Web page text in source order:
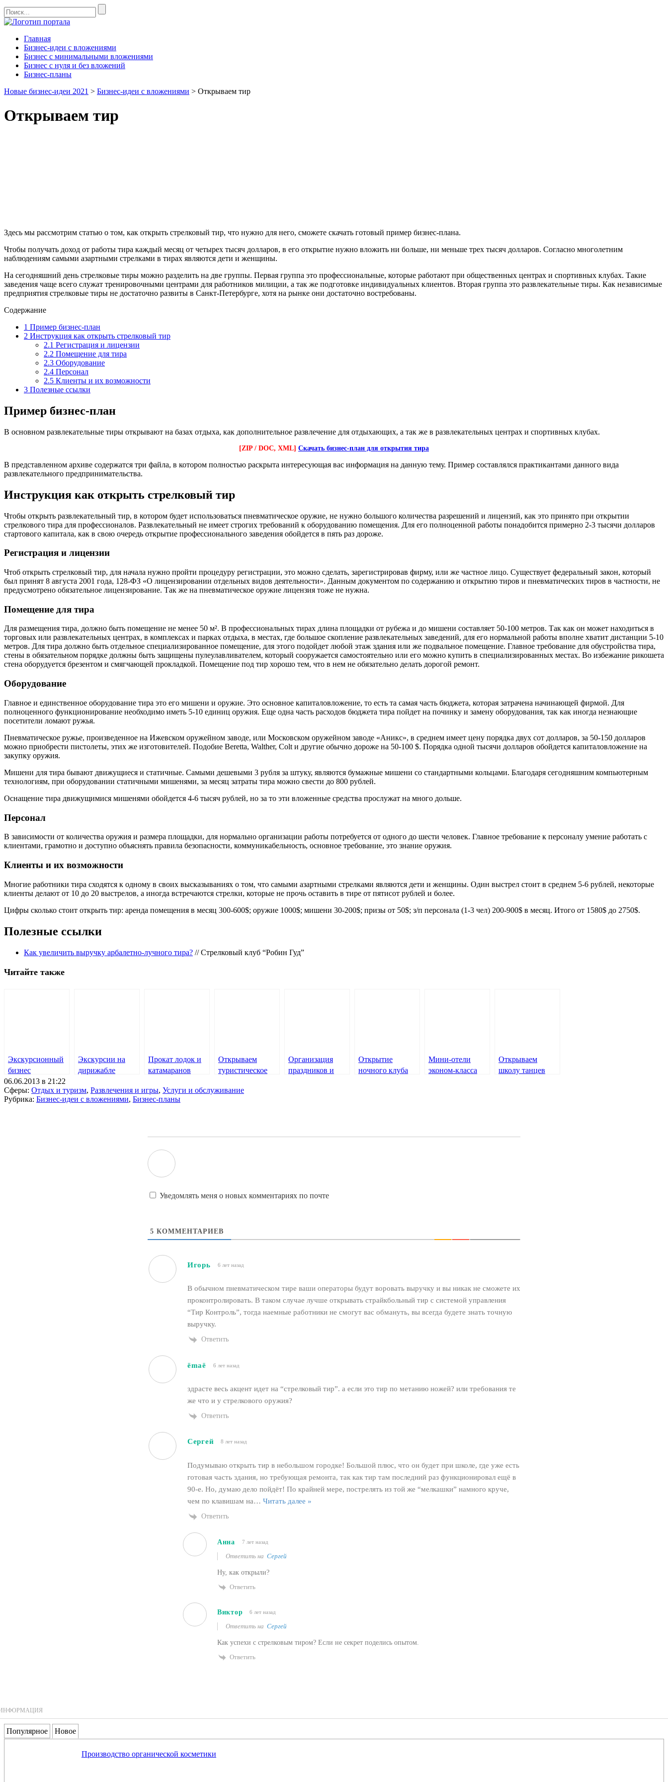
Главная
Бизнес-идеи с вложениями
Бизнес с минимальными вложениями
Бизнес с нуля и без вложений
Бизнес-планы
Новые бизнес-идеи 2021 > Бизнес-идеи с вложениями > Открываем тир
Открываем тир
Здесь мы рассмотрим статью о том, как открыть стрелковый тир, что нужно для него, сможете скачать готовый пример бизнес-плана.
Чтобы получать доход от работы тира каждый месяц от четырех тысяч долларов, в его открытие нужно вложить ни больше, ни меньше трех тысяч долларов. Согласно многолетним
наблюдениям самыми азартными стрелками в тирах являются дети и женщины.
На сегодняшний день стрелковые тиры можно разделить на две группы. Первая группа это профессиональные, которые работают при общественных центрах и спортивных клубах. Такие
заведения чаще всего служат тренировочными центрами для работников милиции, а так же подготовке индивидуальных клиентов. Вторая группа это развлекательные тиры. Как независимые
предприятия стрелковые тиры не достаточно развиты в Санкт-Петербурге, хотя на рынке они достаточно востребованы.
Содержание
1 Пример бизнес-план
2 Инструкция как открыть стрелковый тир
2.1 Регистрация и лицензии
2.2 Помещение для тира
2.3 Оборудование
2.4 Персонал
2.5 Клиенты и их возможности
3 Полезные ссылки
Пример бизнес-план
В основном развлекательные тиры открывают на базах отдыха, как дополнительное развлечение для отдыхающих, а так же в развлекательных центрах и спортивных клубах.
[ZIP / DOC, XML] Скачать бизнес-план для открытия тира
В представленном архиве содержатся три файла, в котором полностью раскрыта интересующая вас информация на данную тему. Пример составлялся практикантами данного вида
развлекательного предпринимательства.
Инструкция как открыть стрелковый тир
Чтобы открыть развлекательный тир, в котором будет использоваться пневматическое оружие, не нужно большого количества разрешений и лицензий, как это принято при открытии
стрелкового тира для профессионалов. Развлекательный не имеет строгих требований к оборудованию помещения. Для его полноценной работы понадобится примерно 2-3 тысячи долларов
стартового капитала, как в свою очередь открытие профессионального заведения обойдется в пять раз дороже.
Регистрация и лицензии
Чтоб открыть стрелковый тир, для начала нужно пройти процедуру регистрации, это можно сделать, зарегистрировав фирму, или же частное лицо. Существует федеральный закон, который
был принят 8 августа 2001 года, 128-ФЗ «О лицензировании отдельных видов деятельности». Данным документом по содержанию и открытию тиров и пневматических тиров в частности, не
предусмотрено обязательное лицензирование. Так же на пневматическое оружие лицензия тоже не нужна.
Помещение для тира
Для размещения тира, должно быть помещение не менее 50 м². В профессиональных тирах длина площадки от рубежа и до мишени составляет 50-100 метров. Так как он может находиться в
торговых или развлекательных центрах, в комплексах и парках отдыха, в местах, где большое скопление развлекательных заведений, для его нормальной работы вполне хватит дистанции 5-10
метров. Для тира должно быть отдельное специализированное помещение, для этого подойдет любой этаж здания или же подвальное помещение. Главное требование для обустройства тира,
стены в обязательном порядке должны быть защищены пулеулавливателем, который сооружается самостоятельно или его можно купить в специализированных местах. Во избежание рикошета
стена оборудуется брезентом и смягчающей прокладкой. Помещение под тир хорошо тем, что в нем не обязательно делать дорогой ремонт.
Оборудование
Главное и единственное оборудование тира это его мишени и оружие. Это основное капиталовложение, то есть та самая часть бюджета, которая затрачена начинающей фирмой. Для
полноценного функционирование необходимо иметь 5-10 единиц оружия. Еще одна часть расходов бюджета тира пойдет на починку и замену оборудования, так как иногда незнающие
посетители ломают ружья.
Пневматическое ружье, произведенное на Ижевском оружейном заводе, или Московском оружейном заводе «Аникс», в среднем имеет цену порядка двух сот долларов, за 50-150 долларов
можно приобрести пистолеты, этих же изготовителей. Подобие Beretta, Walther, Colt и другие обычно дороже на 50-100 $. Порядка одной тысячи долларов обойдется капиталовложение на
закупку оружия.
Мишени для тира бывают движущиеся и статичные. Самыми дешевыми 3 рубля за штуку, являются бумажные мишени со стандартными кольцами. Благодаря сегодняшним компьютерным
технологиям, при оборудовании статичными мишенями, за месяц затраты тира можно свести до 800 рублей.
Оснащение тира движущимися мишенями обойдется 4-6 тысяч рублей, но за то эти вложенные средства прослужат на много дольше.
Персонал
В зависимости от количества оружия и размера площадки, для нормально организации работы потребуется от одного до шести человек. Главное требование к персоналу умение работать с
клиентами, грамотно и доступно объяснять правила безопасности, коммуникабельность, основное требование, это знание оружия.
Клиенты и их возможности
Многие работники тира сходятся к одному в своих высказываниях о том, что самыми азартными стрелками являются дети и женщины. Один выстрел стоит в среднем 5-6 рублей, некоторые
клиенты делают от 10 до 20 выстрелов, а иногда встречаются стрелки, которые не прочь оставить в тире от пятисот рублей и более.
Цифры сколько стоит открыть тир: аренда помещения в месяц 300-600$; оружие 1000$; мишени 30-200$; призы от 50$; з/п персонала (1-3 чел) 200-900$ в месяц. Итого от 1580$ до 2750$.
Полезные ссылки
Как увеличить выручку арбалетно-лучного тира? // Стрелковый клуб “Робин Гуд”
Читайте также
Экскурсионный
бизнес
Экскурсии на
дирижабле
Прокат лодок и
катамаранов
Открываем
туристическое
(фирму)
Организация
праздников и
Открытие
ночного клуба
Мини-отели
эконом-класса
Открываем
школу танцев
06.06.2013 в 21:22
Сферы: Отдых и туризм, Развлечения и игры, Услуги и обслуживание
Рубрика: Бизнес-идеи с вложениями, Бизнес-планы
Уведомлять меня о новых комментариях по почте
5 КОММЕНТАРИЕВ
Игорь 6 лет назад
В обычном пневматическом тире ваши операторы будут воровать выручку и вы никак не сможете их
проконтролировать. В таком случае лучше открывать страйкбольный тир с системой управления
“Тир Контроль”, тогда наемные работники не смогут вас обмануть, вы всегда будете знать точную
выручку.
Ответить
ёmaё 6 лет назад
здрасте весь акцент идет на “стрелковый тир”. а если это тир по метанию ножей? или требования те
же что и у стрелкового оружия?
Ответить
Сергей 8 лет назад
Подумываю открыть тир в небольшом городке! Большой плюс, что он будет при школе, где уже есть
готовая часть здания, но требующая ремонта, так как тир там последний раз функционировал ещё в
90-е. Но, думаю дело пойдёт! По крайней мере, пострелять из той же “мелкашки” намного круче,
чем по клавишам на… Читать далее »
Ответить
Анна 7 лет назад
Ответить на Сергей
Ну, как открыли?
Ответить
Виктор 6 лет назад
Ответить на Сергей
Как успехи с стрелковым тиром? Если не секрет поделись опытом.
Ответить
Популярное Новое
Производство органической косметики